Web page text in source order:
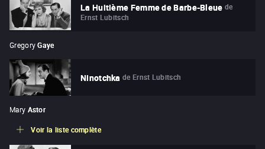
La Huitième Femme de Barbe-Bleue de
Ernst Lubitsch
Gregory Gaye
Ninotchka de Ernst Lubitsch
Mary Astor
Voir la liste complète